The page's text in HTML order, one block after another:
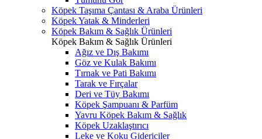
Köpek Taşıma Çantası & Araba Ürünleri
Köpek Yatak & Minderleri
Köpek Bakım & Sağlık Ürünleri
Köpek Bakım & Sağlık Ürünleri
Ağız ve Dış Bakımı
Göz ve Kulak Bakımı
Tırnak ve Pati Bakımı
Tarak ve Fırçalar
Deri ve Tüy Bakımı
Köpek Şampuanı & Parfüm
Yavru Köpek Bakım & Sağlık
Köpek Uzaklaştırıcı
Leke ve Koku Gidericiler